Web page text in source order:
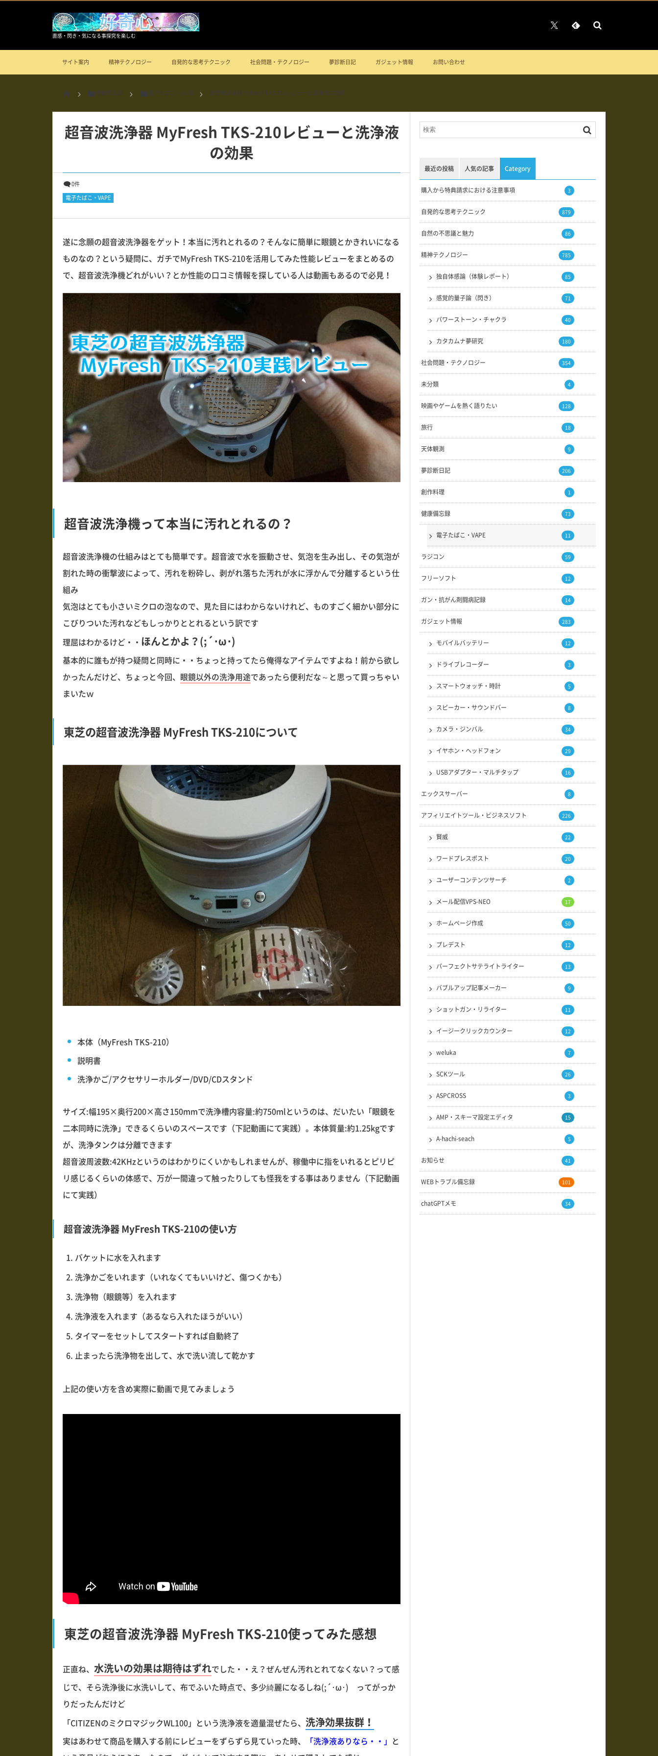
直感・閃き・気になる事探究を楽しむ
サイト案内 精神テクノロジー 自発的な思考テクニック 社会問題・テクノロジー 夢診断日記 ガジェット情報 お問い合わせ
健康備忘録 電子たばこ・VAPE 超音波洗浄器 MyFresh TKS-210レビューと洗浄液の効果
超音波洗浄器 MyFresh TKS-210レビューと洗浄液
の効果
0件
電子たばこ・VAPE
遂に念願の超音波洗浄器をゲット！本当に汚れとれるの？そんなに簡単に眼鏡とかきれいになる
ものなの？という疑問に、ガチでMyFresh TKS-210を活用してみた性能レビューをまとめるの
で、超音波洗浄機どれがいい？とか性能の口コミ情報を探している人は動画もあるので必見！
超音波洗浄機って本当に汚れとれるの？
超音波洗浄機の仕組みはとても簡単です。超音波で水を振動させ、気泡を生み出し、その気泡が
割れた時の衝撃波によって、汚れを粉砕し、剥がれ落ちた汚れが水に浮かんで分離するという仕
組み
気泡はとても小さいミクロの泡なので、見た目にはわからないけれど、ものすごく細かい部分に
こびりついた汚れなどもしっかりととれるという訳です
理屈はわかるけど・・ ほんとかよ？(;´･ω･)
基本的に誰もが持つ疑問と同時に・・ちょっと持ってたら俺得なアイテムですよね！前から欲し
かったんだけど、ちょっと今回、 眼鏡以外の洗浄用途であったら便利だな～と思って買っちゃい
まいたｗ
東芝の超音波洗浄器 MyFresh TKS-210について
本体（MyFresh TKS-210）
説明書
洗浄かご/アクセサリーホルダー/DVD/CDスタンド
サイズ:幅195×奥行200×高さ150mmで洗浄槽内容量:約750mlというのは、だいたい「眼鏡を
二本同時に洗浄」できるくらいのスペースです（下記動画にて実践）。本体質量:約1.25kgです
が、洗浄タンクは分離できます
超音波周波数:42KHzというのはわかりにくいかもしれませんが、稼働中に指をいれるとピリピ
リ感じるくらいの体感で、万が一間違って触ったりしても怪我をする事はありません（下記動画
にて実践）
超音波洗浄器 MyFresh TKS-210の使い方
バケットに水を入れます
洗浄かごをいれます（いれなくてもいいけど、傷つくかも）
洗浄物（眼鏡等）を入れます
洗浄液を入れます（あるなら入れたほうがいい）
タイマーをセットしてスタートすれば自動終了
止まったら洗浄物を出して、水で洗い流して乾かす
上記の使い方を含め実際に動画で見てみましょう
東芝の超音波洗浄器 MyFresh TKS-210使ってみた感想
正直ね、 水洗いの効果は期待はずれでした・・え？ぜんぜん汚れとれてなくない？って感
じで、そら洗浄後に水洗いして、布でふいた時点で、多少綺麗になるしね(;´･ω･) ってがっか
りだったんだけど
「CITIZENのミクロマジックWL100」という洗浄液を適量混ぜたら、 洗浄効果抜群！
実はあわせて商品を購入する前にレビューをずらずら見ていった時、 「洗浄液ありなら・・」 と
最近の投稿 人気の記事 Category
購入から特典請求における注意事項 3
自発的な思考テクニック 879
自然の不思議と魅力 86
精神テクノロジー 785
独自体感論（体験レポート） 85
感覚的量子論（閃き） 71
パワーストーン・チャクラ 40
カタカムナ夢研究 180
社会問題・テクノロジー 354
未分類 4
映画やゲームを熱く語りたい 128
旅行 18
天体観測 9
夢診断日記 206
創作料理 1
健康備忘録 73
電子たばこ・VAPE 11
ラジコン 59
フリーソフト 12
ガン・抗がん剤闘病記録 14
ガジェット情報 283
モバイルバッテリー 12
ドライブレコーダー 3
スマートウォッチ・時計 5
スピーカー・サウンドバー 8
カメラ・ジンバル 34
イヤホン・ヘッドフォン 29
USBアダプター・マルチタップ 16
エックスサーバー 8
アフィリエイトツール・ビジネスソフト 226
賢威 22
ワードプレスポスト 20
ユーザーコンテンツサーチ 2
メール配信VPS-NEO 17
ホームページ作成 50
プレデスト 12
パーフェクトサテライトライター 13
バブルアップ記事メーカー 9
ショットガン・リライター 11
イージークリックカウンター 12
weluka 7
SCKツール 26
ASPCROSS 3
AMP・スキーマ設定エディタ 15
A-hachi-seach 5
お知らせ 41
WEBトラブル備忘録 101
chatGPTメモ 34